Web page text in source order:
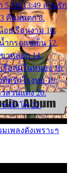
00:13:49 ลานรัก
คืนฝนตก 8.
อยเรือนงาม 10.
ำกรดแช่เย็น 12.
ขาหลอก 14.
รือล่มในหนอง 16.
ดีตรักโรงทอ 18.
วสวนแตง 20.
กน้ำโพ 22.
พลงดังเพราะๆ